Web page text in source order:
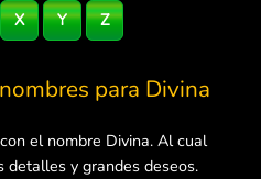
X Y Z
para Divina
el nombre Divina. Al cual
detalles y grandes deseos.